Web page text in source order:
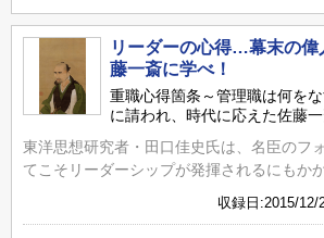
リーダーの心得…幕末の偉
藤一斎に学べ！
重職心得箇条～管理職は何を
に請われ、時代に応えた佐藤
東洋思想研究者・田口佳史氏は、名臣のフ
てこそリーダーシップが発揮されるにもか
収録日:2015/